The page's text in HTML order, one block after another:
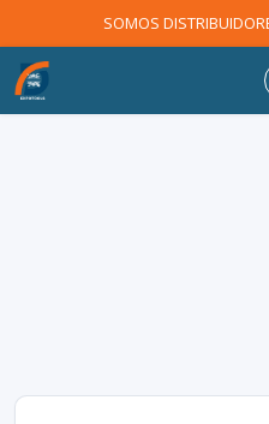
SOMOS